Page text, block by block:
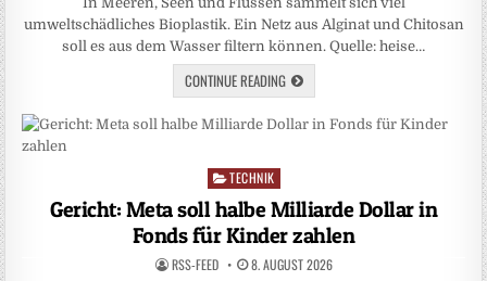
umweltschädliches Bioplastik. Ein Netz aus Alginat und Chitosan
soll es aus dem Wasser filtern können. Quelle: heise…
CONTINUE READING
Posted
in
TECHNIK
Gericht: Meta soll halbe Milliarde Dollar in
Fonds für Kinder zahlen
RSS-FEED 8. AUGUST 2026